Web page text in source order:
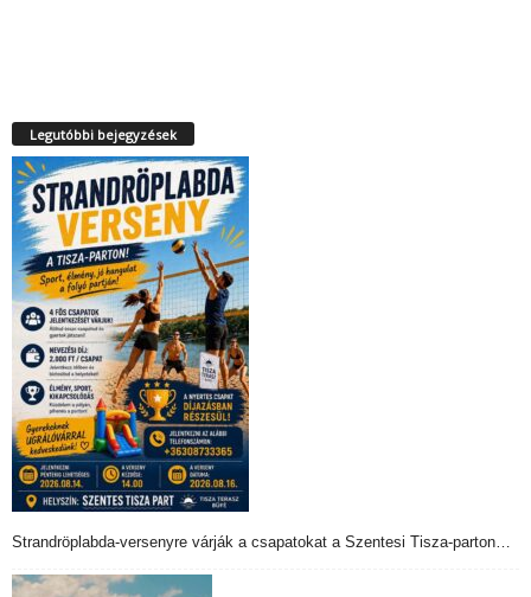
Legutóbbi bejegyzések
Strandröplabda-versenyre várják a csapatokat a Szentesi Tisza-parton…